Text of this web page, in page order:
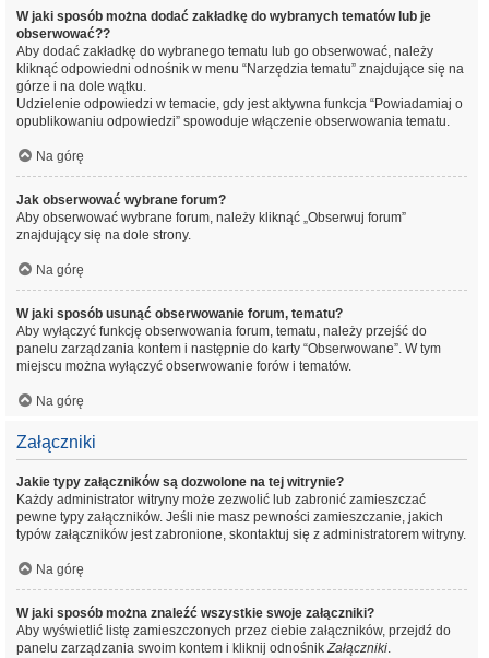
W jaki sposób można dodać zakładkę do wybranych tematów lub je
obserwować??
Aby dodać zakładkę do wybranego tematu lub go obserwować, należy
kliknąć odpowiedni odnośnik w menu “Narzędzia tematu” znajdujące się na
górze i na dole wątku.
Udzielenie odpowiedzi w temacie, gdy jest aktywna funkcja “Powiadamiaj o
opublikowaniu odpowiedzi” spowoduje włączenie obserwowania tematu.
Na górę
Jak obserwować wybrane forum?
Aby obserwować wybrane forum, należy kliknąć „Obserwuj forum”
znajdujący się na dole strony.
Na górę
W jaki sposób usunąć obserwowanie forum, tematu?
Aby wyłączyć funkcję obserwowania forum, tematu, należy przejść do
panelu zarządzania kontem i następnie do karty “Obserwowane”. W tym
miejscu można wyłączyć obserwowanie forów i tematów.
Na górę
Załączniki
Jakie typy załączników są dozwolone na tej witrynie?
Każdy administrator witryny może zezwolić lub zabronić zamieszczać
pewne typy załączników. Jeśli nie masz pewności zamieszczanie, jakich
typów załączników jest zabronione, skontaktuj się z administratorem witryny.
Na górę
W jaki sposób można znaleźć wszystkie swoje załączniki?
Aby wyświetlić listę zamieszczonych przez ciebie załączników, przejdź do
panelu zarządzania swoim kontem i kliknij odnośnikZałączniki.